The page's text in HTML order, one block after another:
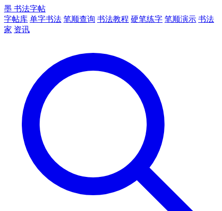
墨 书法字帖
字帖库 单字书法 笔顺查询 书法教程 硬笔练字 笔顺演示 书法
家 资讯